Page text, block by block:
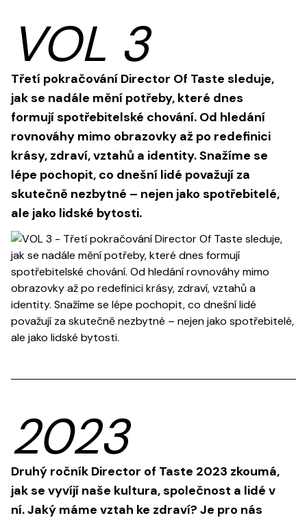
VOL 3
Třetí pokračování Director Of Taste sleduje,
jak se nadále mění potřeby, které dnes
formují spotřebitelské chování. Od hledání
rovnováhy mimo obrazovky až po redefinici
krásy, zdraví, vztahů a identity. Snažíme se
lépe pochopit, co dnešní lidé považují za
skutečně nezbytné – nejen jako spotřebitelé,
ale jako lidské bytosti.
2023
Druhý ročník Director of Taste 2023 zkoumá,
jak se vyvíjí naše kultura, společnost a lidé v
ní. Jaký máme vztah ke zdraví? Je pro nás